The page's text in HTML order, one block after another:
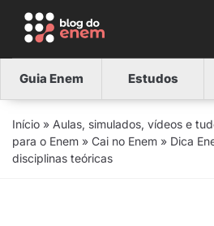
Guia Enem Estudos
Início » Aulas, simulados, vídeos e
para o Enem » Cai no Enem » Dica
disciplinas teóricas